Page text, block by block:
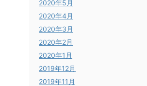
2020年5月
2020年4月
2020年3月
2020年2月
2020年1月
2019年12月
2019年11月